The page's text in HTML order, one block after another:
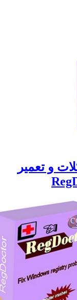
و تعمیر